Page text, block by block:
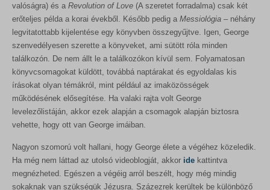
valóságra) és a Revolution of Love (A szeretet forradalma) csak két
erőteljes példa a korai évekből. Később pedig a Messiológia – néhány
legvitatottabb kijelentése egy könyvben összegyűjtve. Igen, George
szenvedélyesen szerette a könyveket, ami sütött róla minden
találkozón. De nem állt le a találkozókon kívül sem. Folyamatosan
könyvcsomagokat küldött, továbbá naptárakat és egyoldalas kis
írásokat olyan témákról, mint például az imaközösségek
működésének elősegítése. Ha valaki rajta volt George
levelezőlistáján, akkor ezek alapján a csomagok alapján biztosra
vehette, hogy ott van George imáiban.
Nagyon szomorú volt hallani, hogy George élete a végéhez közeledik.
Ha még nem láttad az utolsó videoblogját, akkor ide kattintva
megnézheted. Egészen a végéig arról beszélt, hogy még mindig
sokaknak van szükségük Jézusra. Százezrek kerültek be különböző